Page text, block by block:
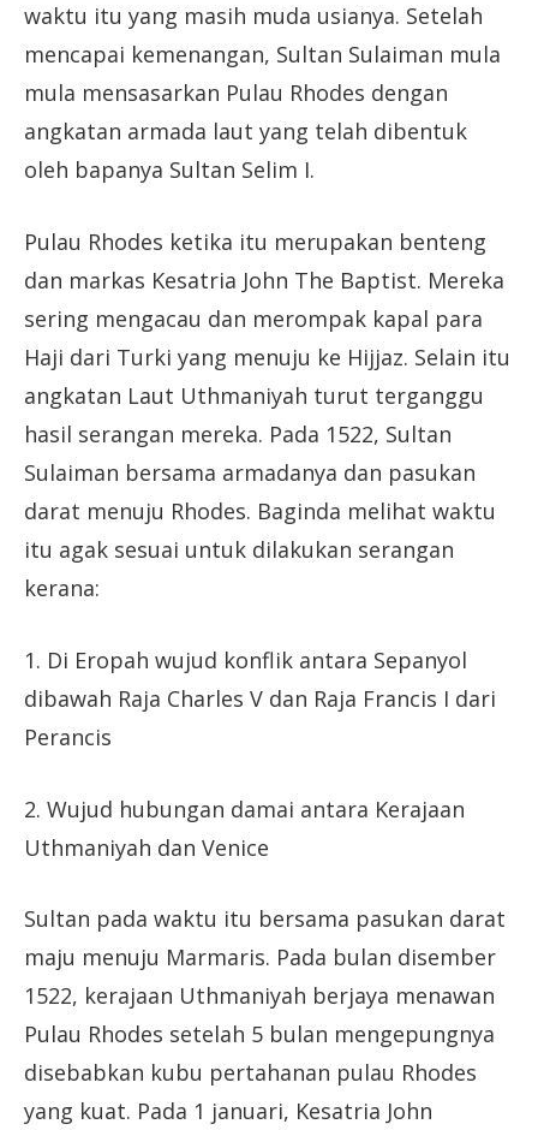
waktu itu yang masih muda usianya. Setelah
mencapai kemenangan, Sultan Sulaiman mula
mula mensasarkan Pulau Rhodes dengan
angkatan armada laut yang telah dibentuk
oleh bapanya Sultan Selim I.
Pulau Rhodes ketika itu merupakan benteng
dan markas Kesatria John The Baptist. Mereka
sering mengacau dan merompak kapal para
Haji dari Turki yang menuju ke Hijjaz. Selain itu
angkatan Laut Uthmaniyah turut terganggu
hasil serangan mereka. Pada 1522, Sultan
Sulaiman bersama armadanya dan pasukan
darat menuju Rhodes. Baginda melihat waktu
itu agak sesuai untuk dilakukan serangan
kerana:
1. Di Eropah wujud konflik antara Sepanyol
dibawah Raja Charles V dan Raja Francis I dari
Perancis
2. Wujud hubungan damai antara Kerajaan
Uthmaniyah dan Venice
Sultan pada waktu itu bersama pasukan darat
maju menuju Marmaris. Pada bulan disember
1522, kerajaan Uthmaniyah berjaya menawan
Pulau Rhodes setelah 5 bulan mengepungnya
disebabkan kubu pertahanan pulau Rhodes
yang kuat. Pada 1 januari, Kesatria John